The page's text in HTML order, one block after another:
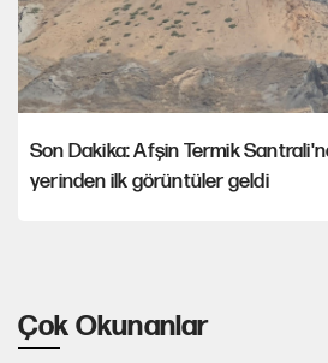
Son Dakika: Afşin Termik
yerinden ilk görüntüler geldi
Çok Okunanlar